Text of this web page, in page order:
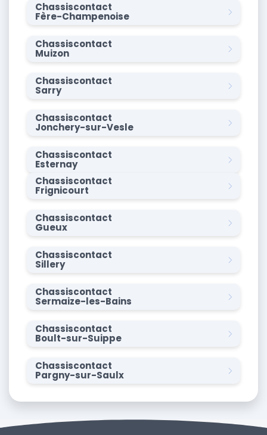
Chassiscontact
Fère-Champenoise
Chassiscontact
Muizon
Chassiscontact
Sarry
Chassiscontact
Jonchery-sur-Vesle
Chassiscontact
Esternay
Chassiscontact
Frignicourt
Chassiscontact
Gueux
Chassiscontact
Sillery
Chassiscontact
Sermaize-les-Bains
Chassiscontact
Boult-sur-Suippe
Chassiscontact
Pargny-sur-Saulx